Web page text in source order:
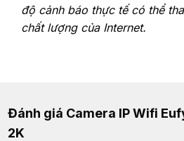
độ cảnh báo thực tế có thể
chất lượng của Internet.
Đánh giá Camera IP Wifi
2K